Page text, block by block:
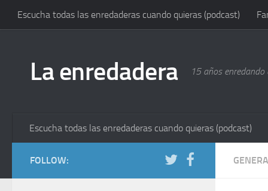
Escucha todas las enredaderas cuando quieras (podcast)
La enredadera 15 años
Escucha todas las enredaderas cuando quieras (podcast)
FOLLOW: